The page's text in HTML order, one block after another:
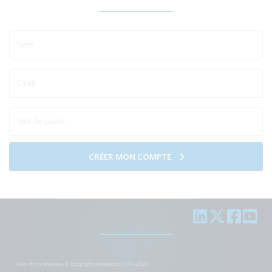
CRÉER MON COMPTE
Tous droits réservés. © Copyright dixdata.com 2002-2026